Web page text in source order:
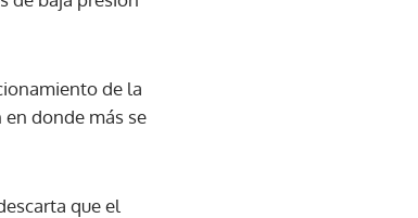
de la
donde más se
que el